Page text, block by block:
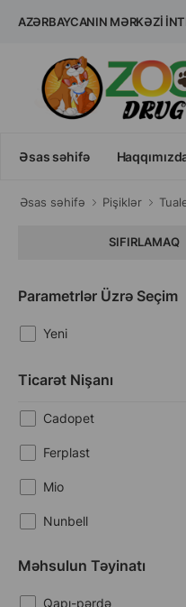
AZƏRBAYCANIN MƏRKƏZI
Əsas səhifə
Əsas səhifə Pişiklər
SIFIRLAMAQ
Parametrlər Üzrə Seçim
Yeni
Ticarət Nişanı
Cadopet
Ferplast
Mio
Nunbell
Məhsulun Təyinatı
Qapı-pərdə